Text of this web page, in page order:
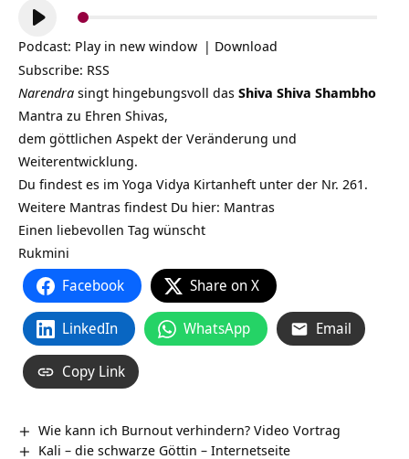
Audio-
Player
Podcast: Play in new window | Download
Subscribe: RSS
Narendra singt hingebungsvoll das Shiva Shiva Shambho
Mantra zu Ehren Shivas,
dem göttlichen Aspekt der Veränderung und
Weiterentwicklung.
Du findest es im Yoga Vidya Kirtanheft unter der Nr. 261.
Weitere Mantras findest Du hier: Mantras
Einen liebevollen Tag wünscht
Rukmini
Facebook Share on X
LinkedIn WhatsApp Email
Copy Link
Wie kann ich Burnout verhindern? Video Vortrag
Kali – die schwarze Göttin – Internetseite